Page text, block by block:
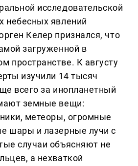
исследовательской
небесных явлений
Келер признался, что
загруженной в
пространстве. К августу
изучили 14 тысяч
всего за инопланетный
земные вещи:
метеоры, огромные
шары и лазерные лучи с
случаи объясняют не
а нехваткой